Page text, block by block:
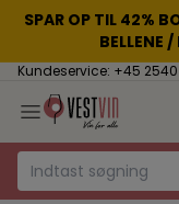
SPAR OP TIL 42%
BELLENE
Kundeservice: +45